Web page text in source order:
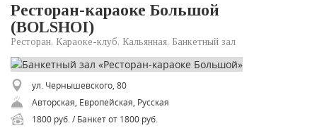
Ресторан-караоке Большой
(BOLSHOI)
Ресторан, Караоке-клуб, Кальянная, Банкетный зал
ул. Чернышевского, 80
Авторская, Европейская, Русская
1800 руб. / Банкет от 1800 руб.